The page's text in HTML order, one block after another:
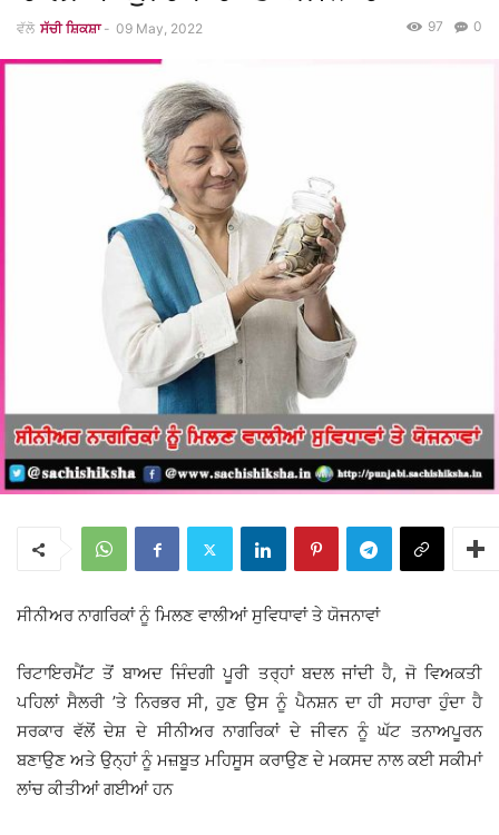
ਵੱਲੋ ਸੱਚੀ ਸ਼ਿਕਸ਼ਾ - 09 May, 2022 0
97
ਸੀਨੀਅਰ ਨਾਗਰਿਕਾਂ ਨੂੰ ਮਿਲਣ ਵਾਲੀਆਂ ਸੁਵਿਧਾਵਾਂ ਤੇ ਯੋਜਨਾਵਾਂ
ਰਿਟਾਇਰਮੈਂਟ ਤੋਂ ਬਾਅਦ ਜਿੰਦਗੀ ਪੂਰੀ ਤਰ੍ਹਾਂ ਬਦਲ ਜਾਂਦੀ ਹੈ, ਜੋ ਵਿਅਕਤੀ
ਪਹਿਲਾਂ ਸੈਲਰੀ ’ਤੇ ਨਿਰਭਰ ਸੀ, ਹੁਣ ਉਸ ਨੂੰ ਪੈਨਸ਼ਨ ਦਾ ਹੀ ਸਹਾਰਾ ਹੁੰਦਾ ਹੈ
ਸਰਕਾਰ ਵੱਲੋਂ ਦੇਸ਼ ਦੇ ਸੀਨੀਅਰ ਨਾਗਰਿਕਾਂ ਦੇ ਜੀਵਨ ਨੂੰ ਘੱਟ ਤਨਾਅਪੂਰਨ
ਬਣਾਉਣ ਅਤੇ ਉਨ੍ਹਾਂ ਨੂੰ ਮਜ਼ਬੂਤ ਮਹਿਸੂਸ ਕਰਾਉਣ ਦੇ ਮਕਸਦ ਨਾਲ ਕਈ ਸਕੀਮਾਂ
ਲਾਂਚ ਕੀਤੀਆਂ ਗਈਆਂ ਹਨ